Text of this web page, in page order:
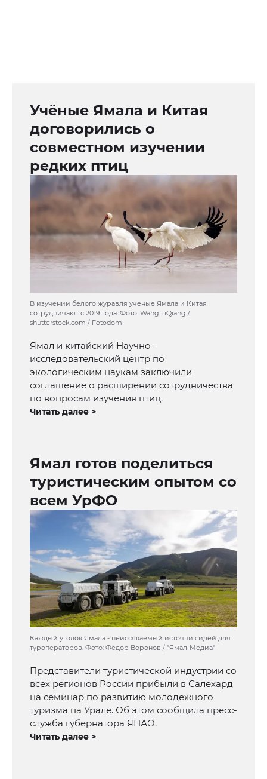
Учёные Ямала и Китая
договорились о
совместном изучении
редких птиц
В изучении белого журавля ученые Ямала и Китая
сотрудничают с 2019 года. Фото: Wang LiQiang /
shutterstock.com / Fotodom
Ямал и китайский Научно-
исследовательский центр по
экологическим наукам заключили
соглашение о расширении сотрудничества
по вопросам изучения птиц.
Читать далее >
Ямал готов поделиться
туристическим опытом со
всем УрФО
Каждый уголок Ямала - неиссякаемый источник идей для
туроператоров. Фото: Фёдор Воронов / "Ямал-Медиа"
Представители туристической индустрии со
всех регионов России прибыли в Салехард
на семинар по развитию молодежного
туризма на Урале. Об этом сообщила пресс-
служба губернатора ЯНАО.
Читать далее >